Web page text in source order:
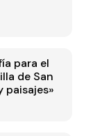
para el
de San